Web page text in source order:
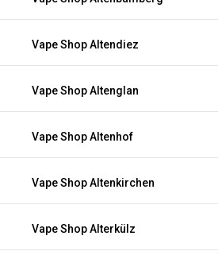
Vape Shop Altendiez
Vape Shop Altenglan
Vape Shop Altenhof
Vape Shop Altenkirchen
Vape Shop Alterkülz